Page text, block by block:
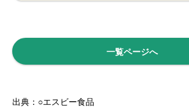
一覧ページへ
出典：○エスビー食品